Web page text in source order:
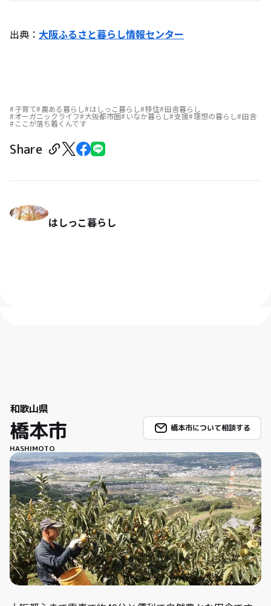
出典： 大阪ふるさと暮らし情報センター
子育て 農ある暮らし はしっこ暮らし 移住 田舎暮らし
オーガニックライフ 大阪都市圏 いなか暮らし 支援 理想の暮らし 田舎
ここが落ち着くんです
Share
はしっこ暮らし
和歌山県
橋本市
HASHIMOTO
橋本市について相談する